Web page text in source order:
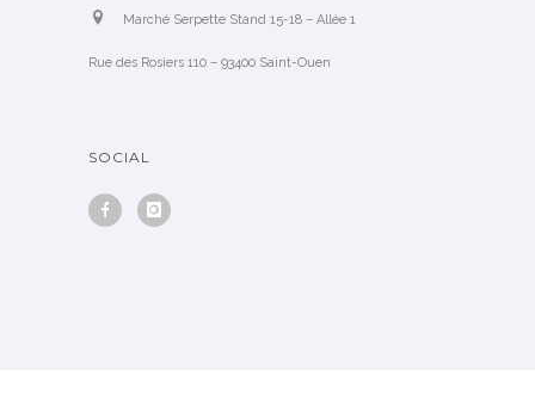
Marché Serpette Stand 15-18 – Allée 1
Rue des Rosiers 110 – 93400 Saint-Ouen
SOCIAL